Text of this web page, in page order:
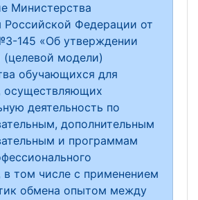
Министерства
Российской Федерации от
145 «Об утверждении
(целевой модели)
обучающихся для
осуществляющих
деятельность по
дополнительным
и программам
в том числе с применением
обмена опытом между